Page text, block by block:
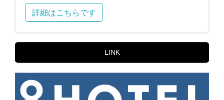
詳細はこちらです
LINK